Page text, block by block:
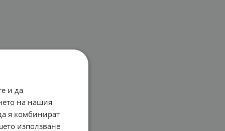
и да
на нашия
я комбинират
използване